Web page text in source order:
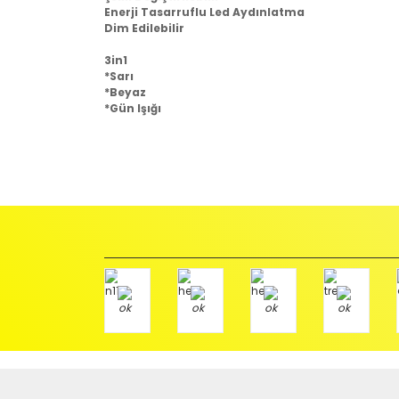
Enerji Tasarruflu Led Aydınlatma
Dim Edilebilir
3in1
*Sarı
*Beyaz
*Gün Işığı
gerekir.
ödemeli olarak göndermenizi rica ederiz.
Antenci Elektronik San.Tic.Ltd.Şti.
Adres : Akıncılar Mh. Pancar Arkası Sk. No:10/B2 KARESİ /
Aras Kargo Anlaşma No : 152 294 193 1342